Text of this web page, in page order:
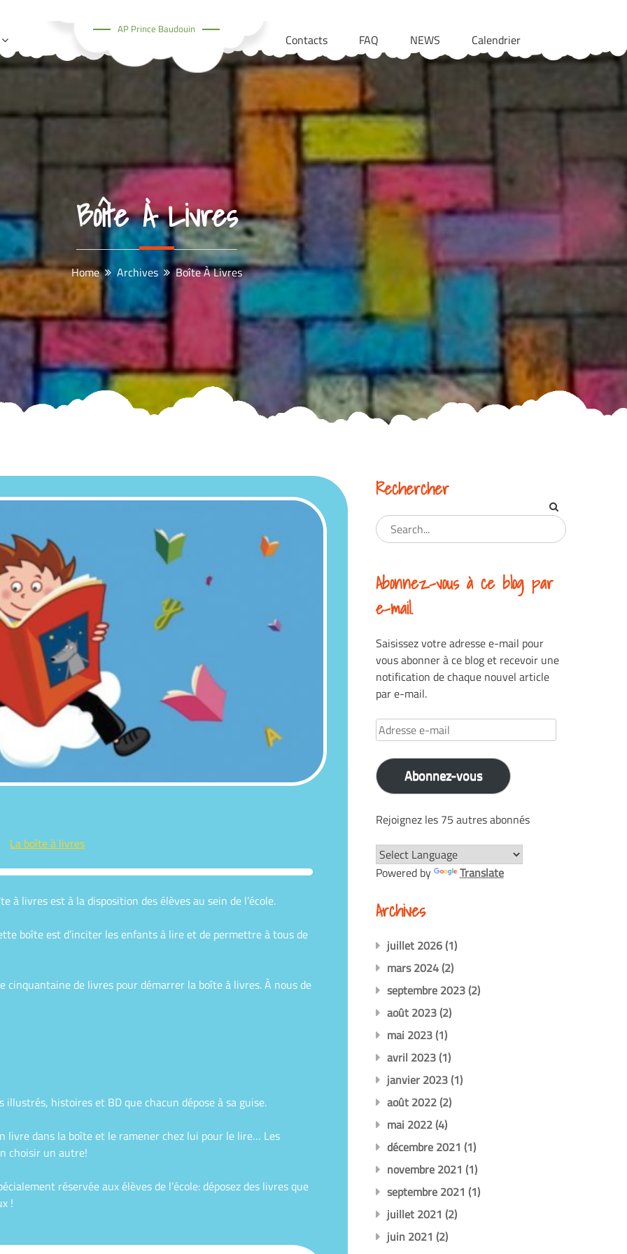
AP Prince Baudouin
Contacts FAQ NEWS Calendrier
Boîte À Livres
Home Archives Boîte À Livres
La boîte à livres
à livres est à la disposition des élèves au sein de l’école.
boîte est d’inciter les enfants à lire et de permettre à tous de
cinquantaine de livres pour démarrer la boîte à livres. À nous de
histoires et BD que chacun dépose à sa guise.
livre dans la boîte et le ramener chez lui pour le lire… Les
choisir un autre!
réservée aux élèves de l’école: déposez des livres que
!
Rechercher
Abonnez-vous à ce blog par
e-mail.
Saisissez votre adresse e-mail pour
vous abonner à ce blog et recevoir une
notification de chaque nouvel article
par e-mail.
Adresse
e-
mail
Abonnez-vous
Rejoignez les 75 autres abonnés
Powered by Translate
Archives
juillet 2026(1)
mars 2024(2)
septembre 2023(2)
août 2023(2)
mai 2023(1)
avril 2023(1)
janvier 2023(1)
août 2022(2)
mai 2022(4)
décembre 2021 (1)
novembre 2021 (1)
septembre 2021 (1)
juillet 2021 (2)
juin 2021 (2)